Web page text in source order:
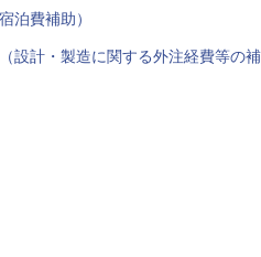
泊費補助）
計・製造に関する外注経費等の補